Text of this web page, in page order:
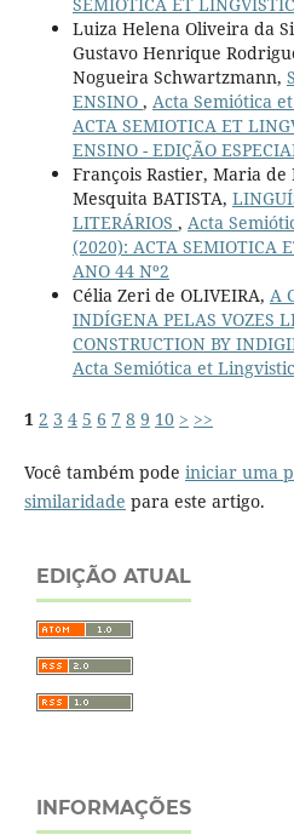
Luiza Helena Oliveira da
Gustavo Henrique
Nogueira Schwartzmann,
ENSINO , Acta Semiótica
ACTA SEMIOTICA ET
ENSINO - EDIÇÃO
François Rastier, Maria de
Mesquita BATISTA,
LITERÁRIOS , Acta
(2020): ACTA SEMIOTICA
ANO 44 Nº2
Célia Zeri de OLIVEIRA, A
INDÍGENA PELAS VOZES
CONSTRUCTION BY
Acta Semiótica et
1 2 3 4 5 6 7 8 9 10 > >>
Você também pode iniciar uma
similaridade para este artigo.
EDIÇÃO ATUAL
INFORMAÇÕES